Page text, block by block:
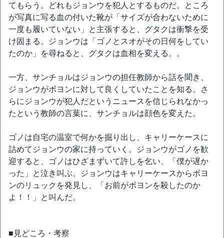
てもらう。どれもジョンウを犯人とするものだ。ところ
が写真に写る血の付いた靴が「サイズが合わないために
一度も履いていない」と主張すると、グタクは衝撃を受
け固まる。ジョンウは「ゴノとスオがその日何をしてい
たのか」を尋ねると、グタクは血相を変える。。
一方、サンチョルはジョンウの担任教師から話を聞き、
ジョンウがボヨンに対して良くしていたことを知る。さ
らにジョンウが犯人だというニュースを信じられなかっ
たという教師の言葉に、サンチョルは顔色を変えた。
ゴノは自宅の温室で何かを掘り出し、キャリーケースに
詰めてジョンウの家に持っていく。ジョンウがゴノを歓
迎すると、ゴノはひざまずいて許しを乞い、「僕が遅か
った」と泣き叫ぶ。ジョンウはキャリーケースからボヨ
ンのリュックを発見し、「お前がボヨンを殺したのか
よ！！」と叫んだ。
■見どころ・考察